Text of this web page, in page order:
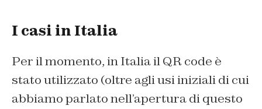
I casi in Italia
Per il momento, in Italia il QR code è
stato utilizzato (oltre agli usi iniziali di cui
abbiamo parlato nell’apertura di questo